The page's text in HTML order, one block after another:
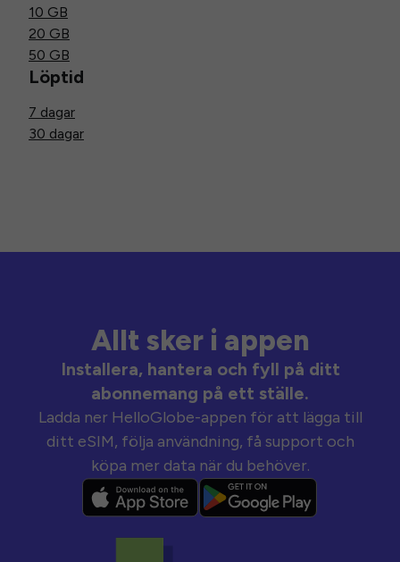
10 GB
20 GB
50 GB
Löptid
7 dagar
30 dagar
Allt sker i appen
Installera, hantera och fyll på ditt
abonnemang på ett ställe.
Ladda ner HelloGlobe-appen för att lägga till
ditt eSIM, följa användning, få support och
köpa mer data när du behöver.